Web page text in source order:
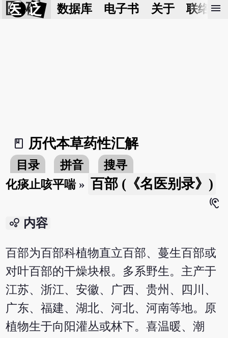
医 砭 数据库 电子书 关于 联络我
menu
book_2
历代本草药性汇解
目录 拼音
搜寻
化痰止咳平喘» 百部 (《名医别录》)
hearing
bubble_chart 内容
百部为百部科植物直立百部、蔓生百部或
对叶百部的干燥块根。多系野生。主产于
江苏、浙江、安徽、广西、贵州、四川、
广东、福建、湖北、河北、河南等地。原
植物生于向阳灌丛或林下。喜温暖、潮